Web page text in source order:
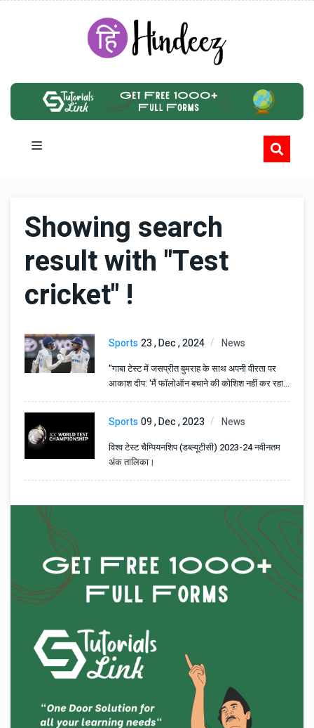
Showing search
result with "Test
cricket" !
Sports23 , Dec , 2024 News
"गाबा टेस्ट में जसप्रीत बुमराह के साथ अपनी वीरता पर
आकाश दीप: 'मैं फॉलोऑन बचाने की कोशिश नहीं कर रहा
था, मेरी मानसिकता थी...'"
Sports09 , Dec , 2023 News
विश्व टेस्ट चैम्पियनशिप (डब्ल्यूटीसी) 2023-24 नवीनतम
अंक तालिका।